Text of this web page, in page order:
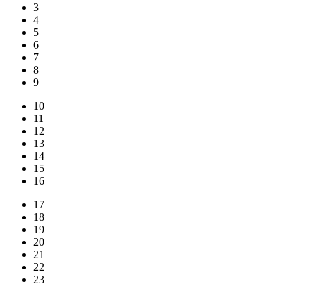
3
4
5
6
7
8
9
10
11
12
13
14
15
16
17
18
19
20
21
22
23